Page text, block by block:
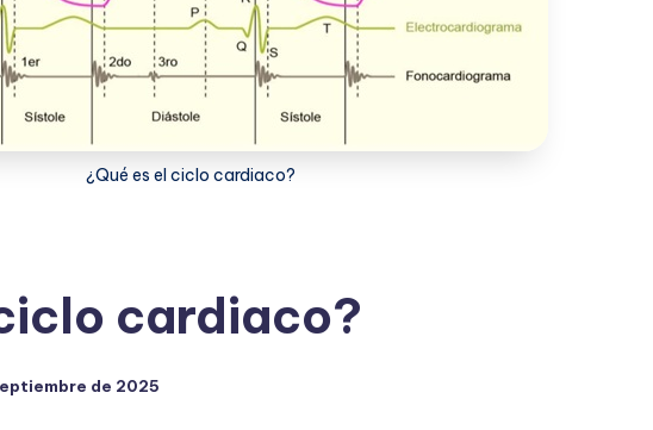
¿Qué es el ciclo cardiaco?
cardiaco?
de 2025